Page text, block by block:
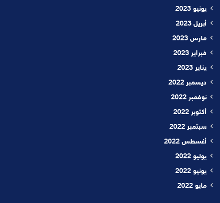
يونيو 2023
أبريل 2023
مارس 2023
فبراير 2023
يناير 2023
ديسمبر 2022
نوفمبر 2022
أكتوبر 2022
سبتمبر 2022
أغسطس 2022
يوليو 2022
يونيو 2022
مايو 2022